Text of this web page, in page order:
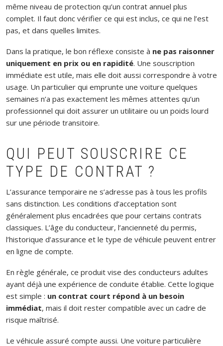
même niveau de protection qu’un contrat annuel plus
complet. Il faut donc vérifier ce qui est inclus, ce qui ne l’est
pas, et dans quelles limites.
Dans la pratique, le bon réflexe consiste à ne pas raisonner
uniquement en prix ou en rapidité. Une souscription
immédiate est utile, mais elle doit aussi correspondre à votre
usage. Un particulier qui emprunte une voiture quelques
semaines n’a pas exactement les mêmes attentes qu’un
professionnel qui doit assurer un utilitaire ou un poids lourd
sur une période transitoire.
QUI PEUT SOUSCRIRE CE
TYPE DE CONTRAT ?
L’assurance temporaire ne s’adresse pas à tous les profils
sans distinction. Les conditions d’acceptation sont
généralement plus encadrées que pour certains contrats
classiques. L’âge du conducteur, l’ancienneté du permis,
l’historique d’assurance et le type de véhicule peuvent entrer
en ligne de compte.
En règle générale, ce produit vise des conducteurs adultes
ayant déjà une expérience de conduite établie. Cette logique
est simple : un contrat court répond à un besoin
immédiat, mais il doit rester compatible avec un cadre de
risque maîtrisé.
Le véhicule assuré compte aussi. Une voiture particulière